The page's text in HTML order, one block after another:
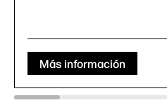
Más información